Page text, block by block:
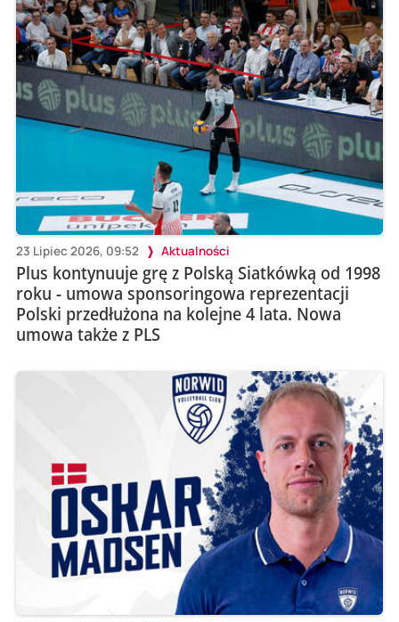
23 Lipiec 2026, 09:52 Aktualności
Plus kontynuuje grę z Polską Siatkówką od 1998
roku - umowa sponsoringowa reprezentacji
Polski przedłużona na kolejne 4 lata. Nowa
umowa także z PLS